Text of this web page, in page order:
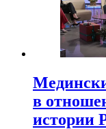
в
истории